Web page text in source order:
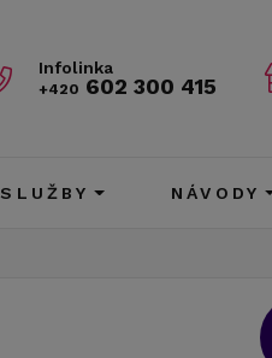
Infolinka
+420 602 300 415
SLUŽBY NÁVODY